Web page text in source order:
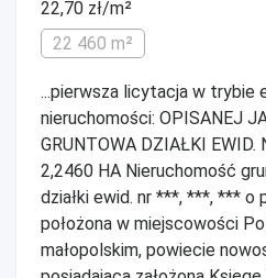
22,70 zł/m²
22 460 m²
...pierwsza licytacja w trybie
nieruchomości: OPISANEJ
GRUNTOWA DZIAŁKI
2,2460 HA Nieruchomość
działki ewid. nr ***, ***, *** o
położona w miejscowości
małopolskim, powiecie